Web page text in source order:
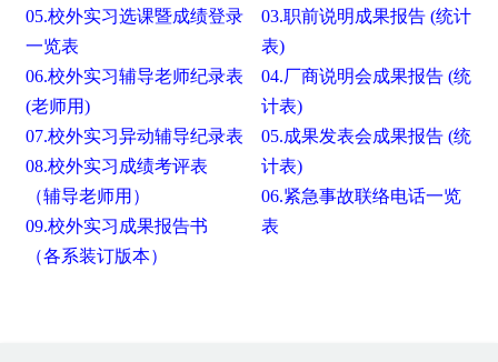
05.校外实习选课暨成绩登录
一览表
06.校外实习辅导老师纪录表
(老师用)
07.校外实习异动辅导纪录表
08.校外实习成绩考评表
（辅导老师用）
09.校外实习成果报告书
（各系装订版本）
03.职前说明成果报告 (统计
表)
04.厂商说明会成果报告 (统
计表)
05.成果发表会成果报告 (统
计表)
06.紧急事故联络电话一览
表